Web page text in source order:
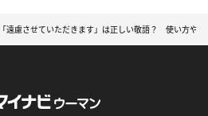
「遠慮させていただきます」は正しい敬語？ 使い方や